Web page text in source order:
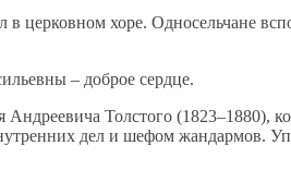
церковном хоре. Односельчане
– доброе сердце.
Андреевича Толстого (1823–1880),
дел и шефом жандармов.